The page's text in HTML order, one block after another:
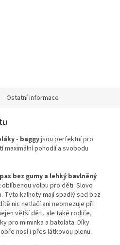
Ostatní informace
- baggyjsou perfektní pro
maximální pohodlí a svobodu
bez gumy a lehký bavlněný
volbu pro děti. Slovo
Tyto kalhoty mají spadlý sed bez
nic netlačí ani neomezuje při
větší děti, ale také rodiče,
pro miminka a batolata. Díky
nosí i přes látkovou plenu.